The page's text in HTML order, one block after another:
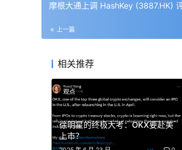
主持人：你从小就这么冷静吗？
Lloyd：是的，在高盛有人说我非常
重要的是让大家做好本职工作，不要
主持人：这是天生的还是童年经历
Lloyd：我不知道，我也未曾对自己
意味着我喜欢危机，我也不会主动
要惊慌失措了，那每个人都会在我
摩根大通上调 HashKey (3887.HK)
上一篇
相关推荐
徐明星的终极大考：OKX要赴美
上市？
观点